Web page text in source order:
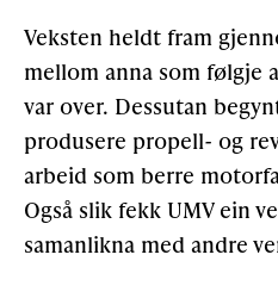
Veksten heldt fram
mellom anna som følgje
var over. Dessutan
produsere propell- og
arbeid som berre
Også slik fekk UMV ein
samanlikna med andre